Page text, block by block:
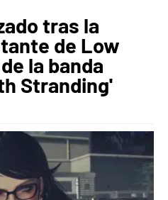
tras la
de Low
la banda
Stranding'